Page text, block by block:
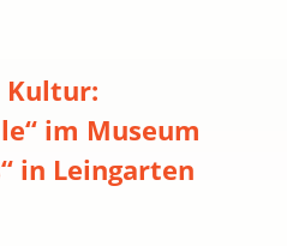
im Museum
in Leingarten